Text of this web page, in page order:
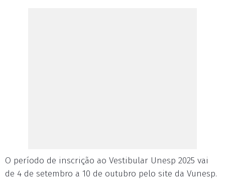
O período de inscrição ao Vestibular Unesp 2025 vai
de 4 de setembro a 10 de outubro pelo site da Vunesp.